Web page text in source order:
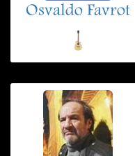
Osvaldo Favrot